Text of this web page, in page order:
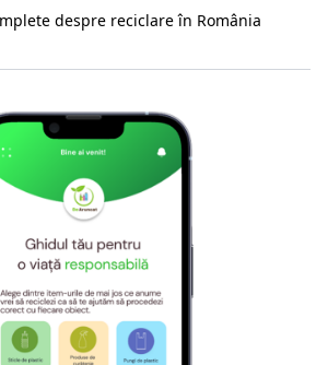
despre reciclare în România